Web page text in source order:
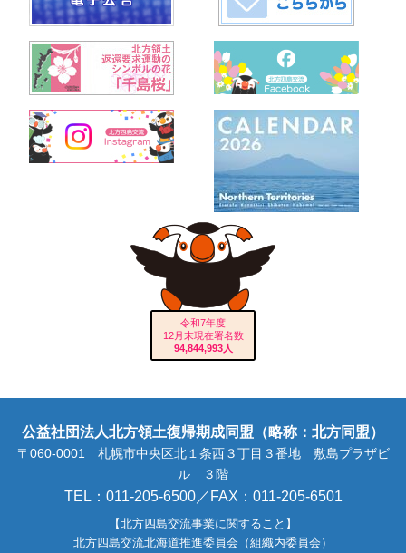
令和7年度
12月末現在署名数
94,844,993人
公益社団法人北方領土復帰期成同盟（略称：北方同盟）
〒060-0001 札幌市中央区北１条西３丁目３番地 敷島プラザビ
ル ３階
TEL：011-205-6500／FAX：011-205-6501
【北方四島交流事業に関すること】
北方四島交流北海道推進委員会（組織内委員会）